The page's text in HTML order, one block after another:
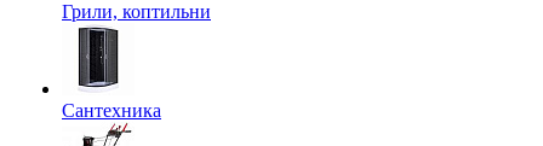
Грили, коптильни
Сантехника